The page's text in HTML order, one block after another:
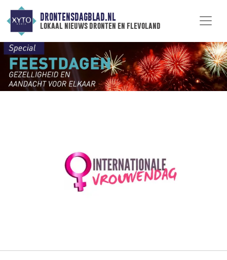
DRONTENSDAGBLAD.NL
lokaal nieuws dronten en flevoland